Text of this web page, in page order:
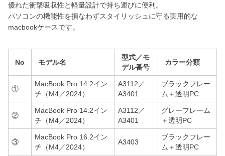
優れた衝撃吸収性と軽量設計で持ち運びに便利。
パソコンの機能性を損なわずスタイリッシュに守る実用的な
macbookケースです。
No モデル名
型式／モ
デル番号
カラー分類
①
MacBook Pro 14.2イン
チ（M4／2024）
A3112／
A3401
ブラックフレー
ム＋透明PC
②
MacBook Pro 14.2イン
チ（M4／2024）
A3112／
A3401
グレーフレーム
＋透明PC
③
MacBook Pro 16.2イン
チ（M4／2024）
A3403
ブラックフレー
ム＋透明PC